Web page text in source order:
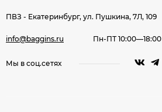
ПВЗ - Екатеринбург, ул. Пушкина, 7Л, 109
info@baggins.ru Пн-ПТ 10:00—18:00
Мы в соц.сетях